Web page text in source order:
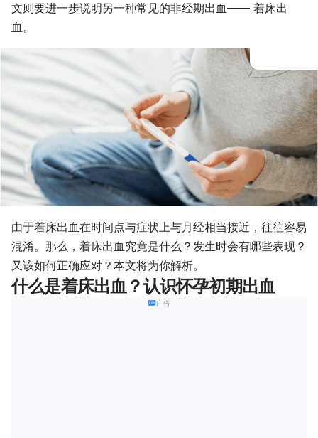
文则要进一步说明另一种常见的非经期出血—— 着床出
血。
由于着床出血在时间点与症状上与月经相当接近，往往容易
混淆。那么，着床出血究竟是什么？发生时会有哪些表现？
又该如何正确应对？本文将为你解析。
什么是着床出血？认识怀孕初期出血
广告